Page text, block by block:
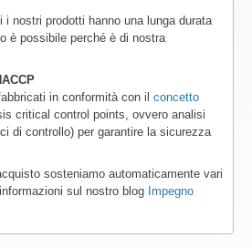
i nostri prodotti hanno una lunga durata
è possibile perché è di nostra
in conformità con il concetto
critical control points, ovvero analisi
di controllo) per garantire la sicurezza
sosteniamo automaticamente vari
sul nostro blog Impegno